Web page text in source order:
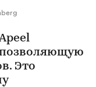
позволяющую
Это